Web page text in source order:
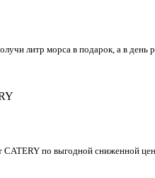
литр морса в подарок, а в
по выгодной сниженной